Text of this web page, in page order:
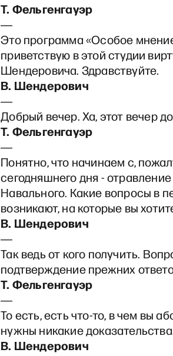
Т. Фельгенгауэр
―
Это программа «Особое
приветствую в этой студии
Шендеровича. Здравствуйте.
В. Шендерович
―
Добрый вечер. Ха, этот вечер
Т. Фельгенгауэр
―
Понятно, что начинаем с,
сегодняшнего дня -
Навального. Какие вопросы в
возникают, на которые вы
В. Шендерович
―
Так ведь от кого получить.
подтверждение прежних
Т. Фельгенгауэр
―
То есть, есть что-то, в чем вы
нужны никакие
В. Шендерович